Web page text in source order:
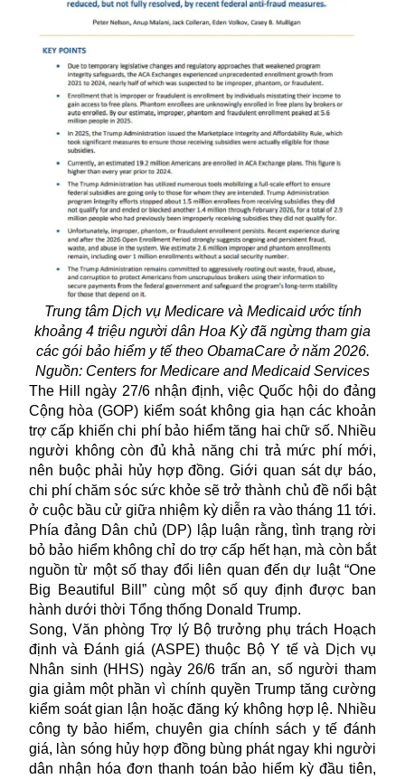
Trung tâm Dịch vụ Medicare và Medicaid ước tính
khoảng 4 triệu người dân Hoa Kỳ đã ngừng tham gia
các gói bảo hiểm y tế theo ObamaCare ở năm 2026.
Nguồn: Centers for Medicare and Medicaid Services
The Hill ngày 27/6 nhận định, việc Quốc hội do đảng
Cộng hòa (GOP) kiểm soát không gia hạn các khoản
trợ cấp khiến chi phí bảo hiểm tăng hai chữ số. Nhiều
người không còn đủ khả năng chi trả mức phí mới,
nên buộc phải hủy hợp đồng. Giới quan sát dự báo,
chi phí chăm sóc sức khỏe sẽ trở thành chủ đề nổi bật
ở cuộc bầu cử giữa nhiệm kỳ diễn ra vào tháng 11 tới.
Phía đảng Dân chủ (DP) lập luận rằng, tình trạng rời
bỏ bảo hiểm không chỉ do trợ cấp hết hạn, mà còn bắt
nguồn từ một số thay đổi liên quan đến dự luật “One
Big Beautiful Bill” cùng một số quy định được ban
hành dưới thời Tổng thống Donald Trump.
Song, Văn phòng Trợ lý Bộ trưởng phụ trách Hoạch
định và Đánh giá (ASPE) thuộc Bộ Y tế và Dịch vụ
Nhân sinh (HHS) ngày 26/6 trấn an, số người tham
gia giảm một phần vì chính quyền Trump tăng cường
kiểm soát gian lận hoặc đăng ký không hợp lệ. Nhiều
công ty bảo hiểm, chuyên gia chính sách y tế đánh
giá, làn sóng hủy hợp đồng bùng phát ngay khi người
dân nhận hóa đơn thanh toán bảo hiểm kỳ đầu tiên,